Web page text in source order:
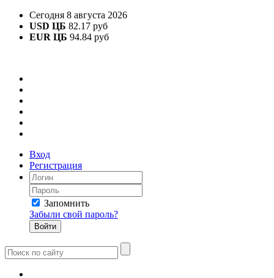
Сегодня 8 августа 2026
USD ЦБ 82.17 руб
EUR ЦБ 94.84 руб
Вход
Регистрация
Запомнить
Забыли свой пароль?